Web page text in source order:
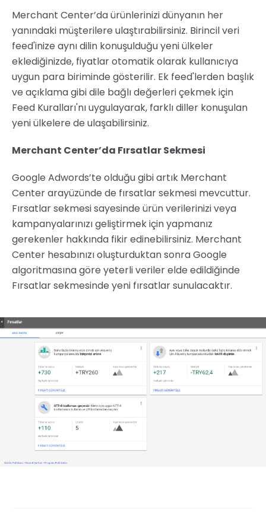
Merchant Center’da ürünlerinizi dünyanın her
yanındaki müşterilere ulaştırabilirsiniz. Birincil veri
feed'inize aynı dilin konuşulduğu yeni ülkeler
eklediğinizde, fiyatlar otomatik olarak kullanıcıya
uygun para biriminde gösterilir. Ek feed'lerden başlık
ve açıklama gibi dile bağlı değerleri çekmek için
Feed Kuralları'nı uygulayarak, farklı diller konuşulan
yeni ülkelere de ulaşabilirsiniz.
Merchant Center’da Fırsatlar Sekmesi
Google Adwords’te olduğu gibi artık Merchant
Center arayüzünde de fırsatlar sekmesi mevcuttur.
Fırsatlar sekmesi sayesinde ürün verilerinizi veya
kampanyalarınızı geliştirmek için yapmanız
gerekenler hakkında fikir edinebilirsiniz. Merchant
Center hesabınızı oluşturduktan sonra Google
algoritmasına göre yeterli veriler elde edildiğinde
Fırsatlar sekmesinde yeni fırsatlar sunulacaktır.